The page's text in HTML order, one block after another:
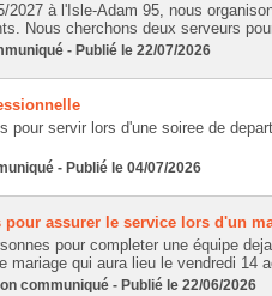
2027 à l'Isle-Adam 95, nous
Nous cherchons deux serveurs
- Publié le 22/07/2026
pour servir lors d'une soiree de
- Publié le 04/07/2026
pour assurer le service lors d'un
pour completer une équipe
mariage qui aura lieu le vendredi 14
communiqué - Publié le 22/06/2026